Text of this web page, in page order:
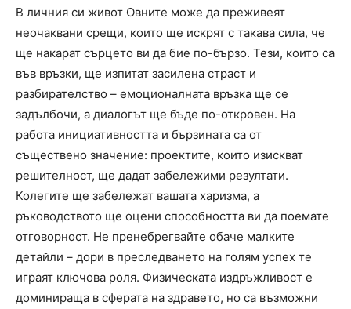
В личния си живот Овните може да преживеят
неочаквани срещи, които ще искрят с такава сила, че
ще накарат сърцето ви да бие по-бързо. Тези, които са
във връзки, ще изпитат засилена страст и
разбирателство – емоционалната връзка ще се
задълбочи, а диалогът ще бъде по-откровен. На
работа инициативността и бързината са от
съществено значение: проектите, които изискват
решителност, ще дадат забележими резултати.
Колегите ще забележат вашата харизма, а
ръководството ще оцени способността ви да поемате
отговорност. Не пренебрегвайте обаче малките
детайли – дори в преследването на голям успех те
играят ключова роля. Физическата издръжливост е
доминираща в сферата на здравето, но са възможни